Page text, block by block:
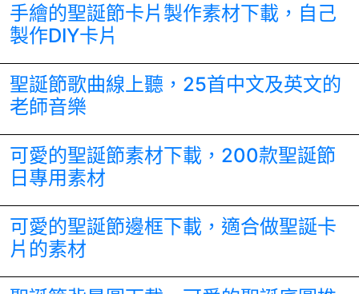
手繪的聖誕節卡片製作素材下載，自己
製作DIY卡片
聖誕節歌曲線上聽，25首中文及英文的
老師音樂
可愛的聖誕節素材下載，200款聖誕節
日專用素材
可愛的聖誕節邊框下載，適合做聖誕卡
片的素材